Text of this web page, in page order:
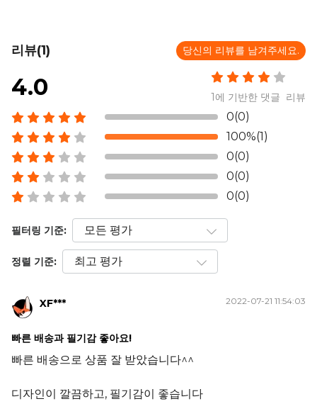
리뷰(1) 당신의 리뷰를 남겨주세요.
4.0 1에 기반한 댓글 리뷰
0(0)
100%(1)
0(0)
0(0)
0(0)
필터링 기준:
정렬 기준:
XF*** 2022-07-21 11:54:03
빠른 배송과 필기감 좋아요!
빠른 배송으로 상품 잘 받았습니다^^
디자인이 깔끔하고, 필기감이 좋습니다